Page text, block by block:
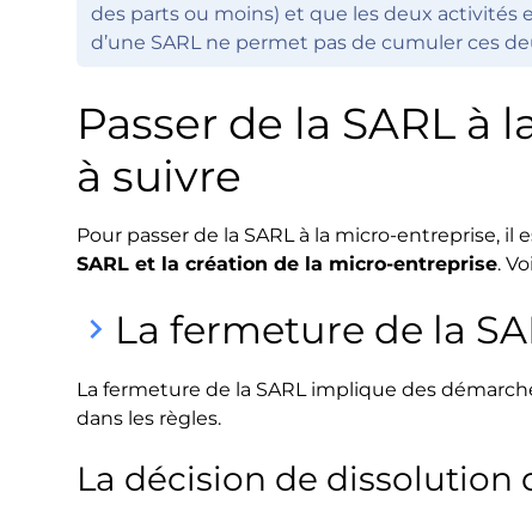
des parts ou moins) et que les deux activités
d’une SARL ne permet pas de cumuler ces
Passer de la SARL à
à suivre
Pour passer de la SARL à la micro-entreprise,
SARL et la création de la micro-entreprise.
keyboard_arrow_right La fermeture de la
La fermeture de la SARL implique des
dans les règles.
La décision de dissolution